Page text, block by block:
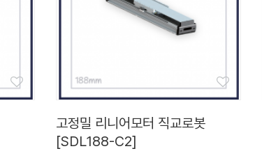
고정밀 리니어모터 직교로봇
[SDL188-C2]